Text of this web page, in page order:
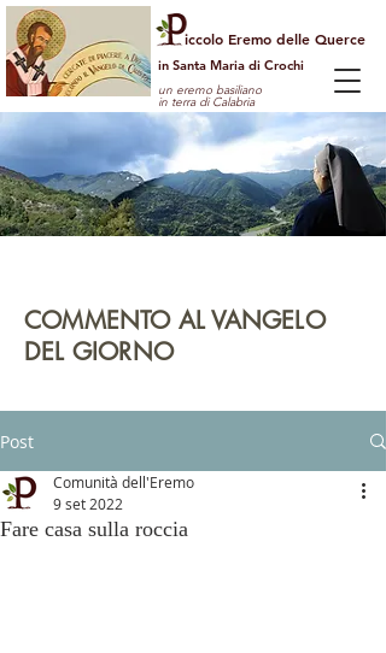
iccolo Eremo delle Querce
in Santa Maria di Crochi
un eremo basiliano
in terra di Calabria
COMMENTO AL VANGELO
DEL GIORNO
Post
Fare casa sulla roccia
Comunità dell'Eremo
9 set 2022